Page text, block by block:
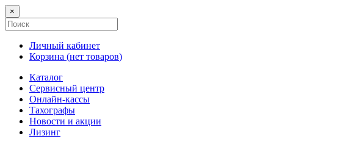
×
Личный кабинет
Корзина (нет товаров)
Каталог
Сервисный центр
Онлайн-кассы
Тахографы
Новости и акции
Лизинг